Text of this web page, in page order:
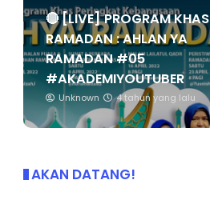
🔴 [LIVE] PROGRAM KHAS
RAMADAN : AHLAN YA
RAMADAN #05
#AKADEMIYOUTUBER
Unknown 4 tahun yang lalu